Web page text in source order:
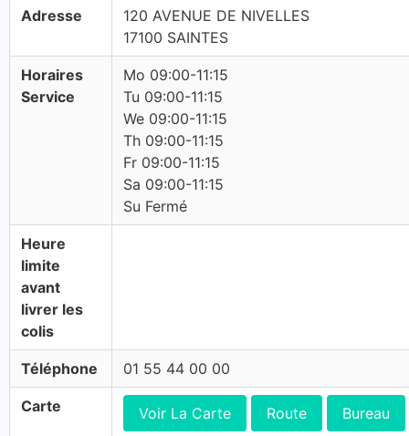
Adresse
120 AVENUE DE NIVELLES
17100 SAINTES
Horaires
Service
Mo 09:00-11:15
Tu 09:00-11:15
We 09:00-11:15
Th 09:00-11:15
Fr 09:00-11:15
Sa 09:00-11:15
Su Fermé
Heure
limite
avant
livrer les
colis
Téléphone 01 55 44 00 00
Carte Voir La Carte Route Bureau